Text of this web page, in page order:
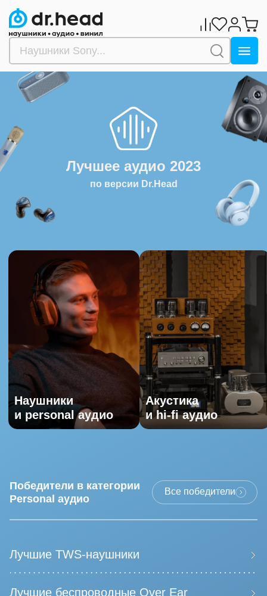
Лучшее аудио 2023
по версии Dr.Head
Наушники
и personal аудио
Акустика
и hi-fi аудио
Победители в категории
Personal аудио
Все победители
Лучшие TWS-наушники
Лучшие беспроводные Over Ear